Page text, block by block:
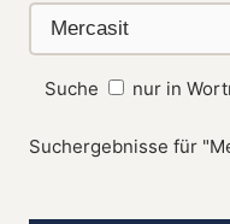
Suche nur in
Suchergebnisse für